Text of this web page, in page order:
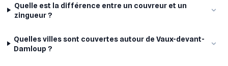
Quelle est la différence entre un couvreur et un
zingueur ?
Quelles villes sont couvertes autour de Vaux-devant-
Damloup ?